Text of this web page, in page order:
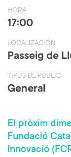
HORA
17:00
LOCALIZACIÓN
Passeig de
TIPUS DE PÚBLIC
General
El pròxim
Fundació
Innovació